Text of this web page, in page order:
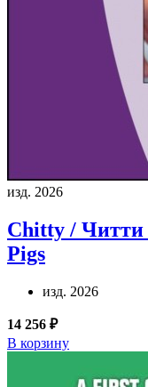
изд. 2026
Chitty / Читти
Pigs
изд. 2026
14 256 ₽
В корзину